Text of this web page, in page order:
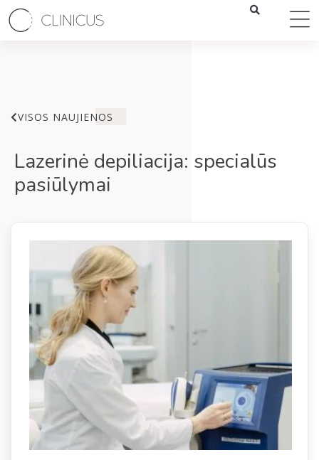
VISOS NAUJIENOS
Lazerinė depiliacija: specialūs
pasiūlymai